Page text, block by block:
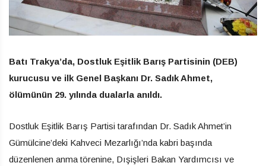
Batı Trakya’da, Dostluk Eşitlik Barış Partisinin (DEB)
kurucusu ve ilk Genel Başkanı Dr. Sadık Ahmet,
ölümünün 29. yılında dualarla anıldı.
Dostluk Eşitlik Barış Partisi tarafından Dr. Sadık Ahmet’in
Gümülcine’deki Kahveci Mezarlığı’nda kabri başında
düzenlenen anma törenine, Dışişleri Bakan Yardımcısı ve